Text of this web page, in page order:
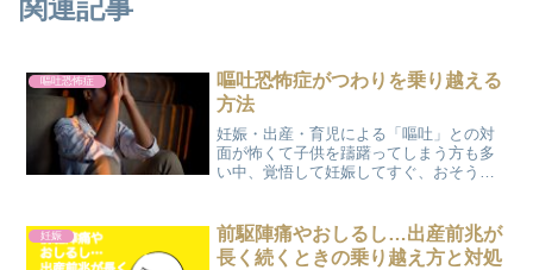
関連記事
嘔吐恐怖症
嘔吐恐怖症がつわりを乗り越える
方法
妊娠・出産・育児による「嘔吐」との対
面が怖くて子供を躊躇ってしまう方も多
い中、覚悟して妊娠してすぐ、おそうつ
当に辛い方は嘔吐恐怖症でなくても心を
病んでしまう人もいるく...
妊娠
前駆陣痛やおしるし…出産前兆が
長く続くときの乗り越え方と対処